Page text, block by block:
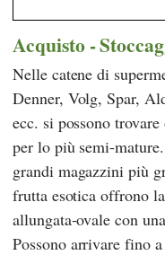
Acquisto -
Nelle catene di
Denner, Volg,Spar,
ecc. si possono
per lo più semi-
grandi magazzini più
frutta esotica offrono
allungata-ovale con
Possono arrivare fino